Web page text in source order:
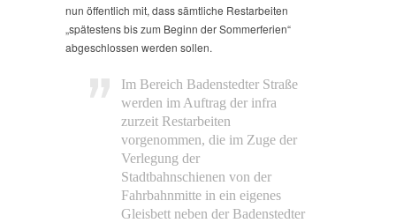
nun öffentlich mit, dass sämtliche Restarbeiten
„spätestens bis zum Beginn der Sommerferien“
abgeschlossen werden sollen.
Im Bereich Badenstedter Straße
werden im Auftrag der infra
zurzeit Restarbeiten
vorgenommen, die im Zuge der
Verlegung der
Stadtbahnschienen von der
Fahrbahnmitte in ein eigenes
Gleisbett neben der Badenstedter